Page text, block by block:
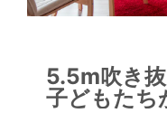
5.5m吹き
子どもたち